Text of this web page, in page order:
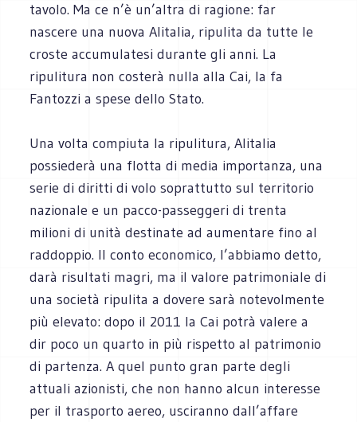
tavolo. Ma ce n’è un’altra di ragione: far
nascere una nuova Alitalia, ripulita da tutte le
croste accumulatesi durante gli anni. La
ripulitura non costerà nulla alla Cai, la fa
Fantozzi a spese dello Stato.
Una volta compiuta la ripulitura, Alitalia
possiederà una flotta di media importanza, una
serie di diritti di volo soprattutto sul territorio
nazionale e un pacco-passeggeri di trenta
milioni di unità destinate ad aumentare fino al
raddoppio. Il conto economico, l’abbiamo detto,
darà risultati magri, ma il valore patrimoniale di
una società ripulita a dovere sarà notevolmente
più elevato: dopo il 2011 la Cai potrà valere a
dir poco un quarto in più rispetto al patrimonio
di partenza. A quel punto gran parte degli
attuali azionisti, che non hanno alcun interesse
per il trasporto aereo, usciranno dall’affare